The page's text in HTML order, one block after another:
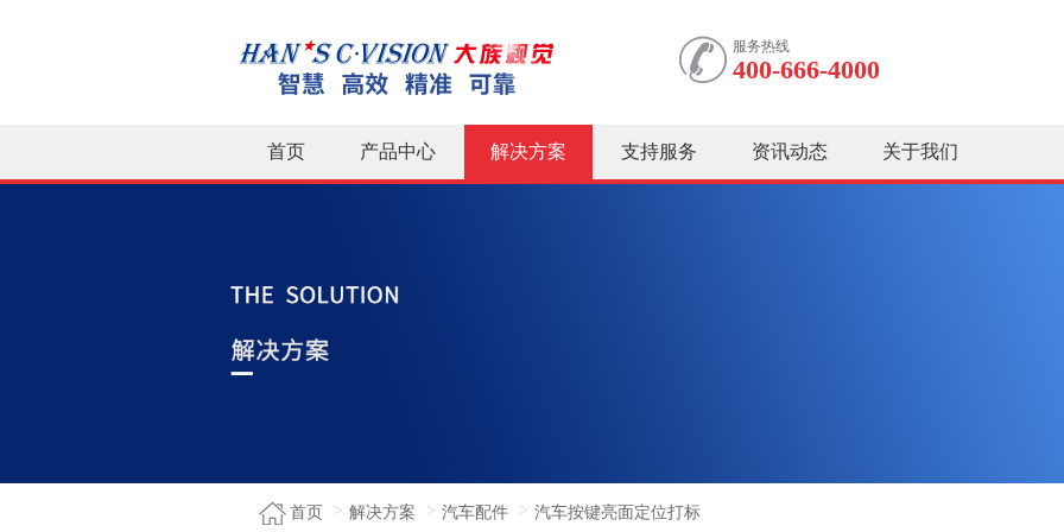
服务热线
400-666-4000
首页 产品中心 解决方案 支持服务 资讯动态 关于我们
首页 解决方案 汽车配件 汽车按键亮面定位打标